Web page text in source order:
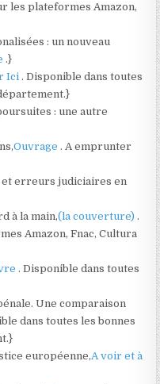
les plateformes Amazon,
: un nouveau
.}
Ici. Disponible dans toutes
: une autre
Ouvrage. A emprunter
et erreurs judiciaires en
à la main,(la couverture).
Amazon, Fnac, Cultura
. Disponible dans toutes
Une comparaison
dans toutes les bonnes
européenne,A voir et à